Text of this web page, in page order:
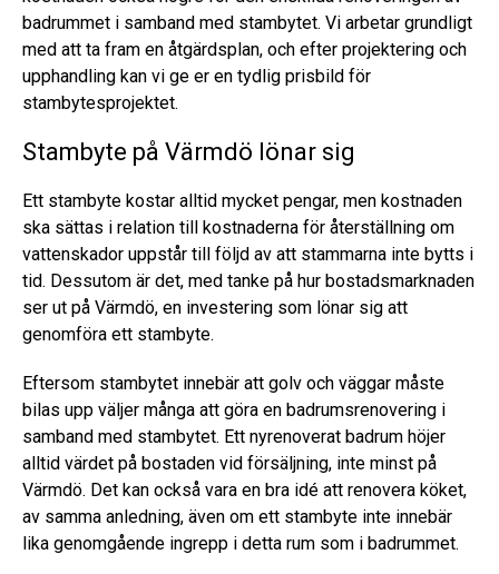
badrummet i samband med stambytet. Vi arbetar grundligt
med att ta fram en åtgärdsplan, och efter projektering och
upphandling kan vi ge er en tydlig prisbild för
stambytesprojektet.
Stambyte på Värmdö lönar sig
Ett stambyte kostar alltid mycket pengar, men kostnaden
ska sättas i relation till kostnaderna för återställning om
vattenskador uppstår till följd av att stammarna inte bytts i
tid. Dessutom är det, med tanke på hur bostadsmarknaden
ser ut på Värmdö, en investering som lönar sig att
genomföra ett stambyte.
Eftersom stambytet innebär att golv och väggar måste
bilas upp väljer många att göra en badrumsrenovering i
samband med stambytet. Ett nyrenoverat badrum höjer
alltid värdet på bostaden vid försäljning, inte minst på
Värmdö. Det kan också vara en bra idé att renovera köket,
av samma anledning, även om ett stambyte inte innebär
lika genomgående ingrepp i detta rum som i badrummet.